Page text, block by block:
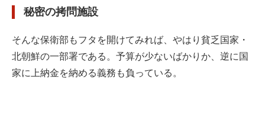
秘密の拷問施設
そんな保衛部もフタを開けてみれば、やはり貧乏国家・
北朝鮮の一部署である。予算が少ないばかりか、逆に国
家に上納金を納める義務も負っている。